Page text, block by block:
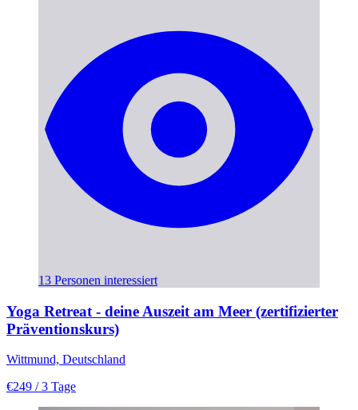
13 Personen interessiert
Yoga Retreat - deine Auszeit am Meer (zertifizierter
Präventionskurs)
Wittmund, Deutschland
€249 / 3 Tage